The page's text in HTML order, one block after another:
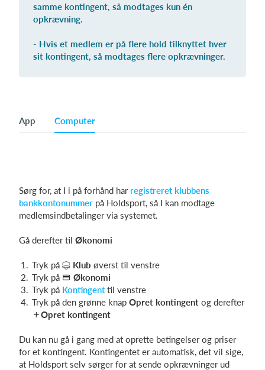
samme kontingent, så modtages kun én
opkrævning.
- Hvis et medlem er på flere hold tilknyttet hver
sit kontingent, så modtages flere opkrævninger.
App Computer
Sørg for, at I i på forhånd har registreret klubbens
bankkontonummer på Holdsport, så I kan modtage
medlemsindbetalinger via systemet.
Gå derefter til Økonomi
Tryk på Klub øverst til venstre
Tryk på
Økonomi
Tryk på Kontingent til venstre
Tryk på den grønne knap Opret kontingent og derefter
Opret kontingent
Du kan nu gå i gang med at oprette betingelser og priser
for et kontingent. Kontingentet er automatisk, det vil sige,
at Holdsport selv sørger for at sende opkrævninger ud